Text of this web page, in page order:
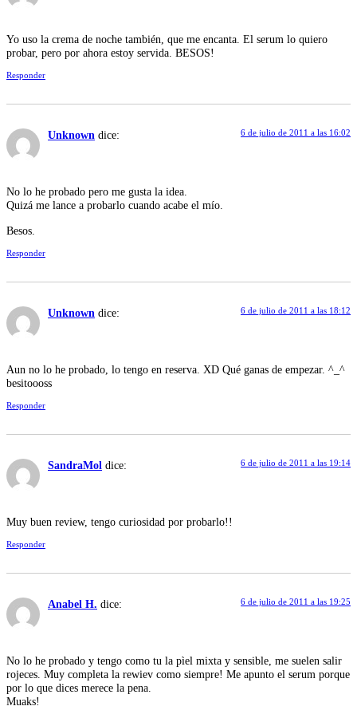
Yo uso la crema de noche también, que me encanta. El serum lo quiero
probar, pero por ahora estoy servida. BESOS!
Responder
Unknown dice: 6 de julio de 2011 a las 16:02
No lo he probado pero me gusta la idea.
Quizá me lance a probarlo cuando acabe el mío.
Besos.
Responder
Unknown dice: 6 de julio de 2011 a las 18:12
Aun no lo he probado, lo tengo en reserva. XD Qué ganas de empezar. ^_^
besitoooss
Responder
SandraMol dice: 6 de julio de 2011 a las 19:14
Muy buen review, tengo curiosidad por probarlo!!
Responder
Anabel H. dice: 6 de julio de 2011 a las 19:25
No lo he probado y tengo como tu la pìel mixta y sensible, me suelen salir
rojeces. Muy completa la rewiev como siempre! Me apunto el serum porque
por lo que dices merece la pena.
Muaks!